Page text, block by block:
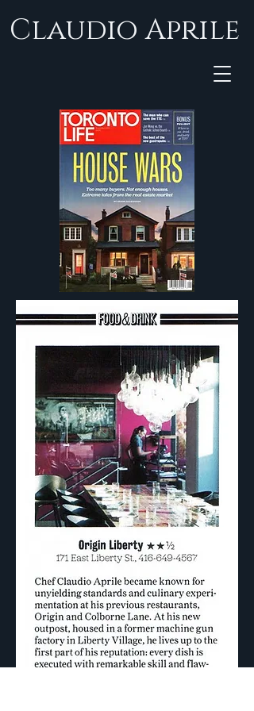
Claudio Aprile